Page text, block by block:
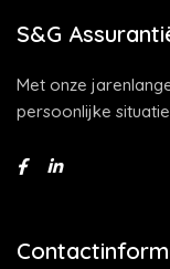
S&G
Met onze
persoonlijke